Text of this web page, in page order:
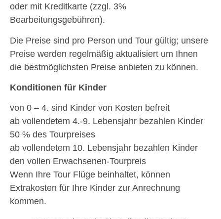
oder mit Kreditkarte (zzgl. 3%
Bearbeitungsgebühren).
Die Preise sind pro Person und Tour gültig; unsere
Preise werden regelmäßig aktualisiert um Ihnen
die bestmöglichsten Preise anbieten zu können.
Konditionen für Kinder
von 0 – 4. sind Kinder von Kosten befreit
ab vollendetem 4.-9. Lebensjahr bezahlen Kinder
50 % des Tourpreises
ab vollendetem 10. Lebensjahr bezahlen Kinder
den vollen Erwachsenen-Tourpreis
Wenn Ihre Tour Flüge beinhaltet, können
Extrakosten für Ihre Kinder zur Anrechnung
kommen.